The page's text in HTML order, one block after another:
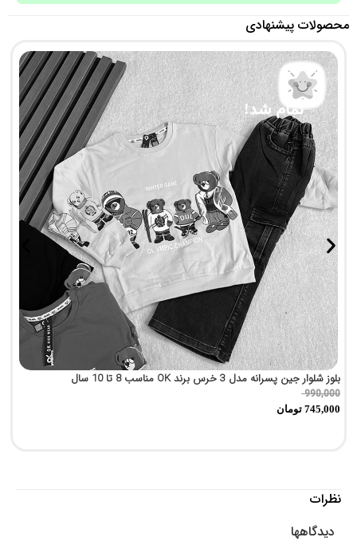
محصولات پیشنهادی
تمام شد!
بلوز شلوار جین پسرانه مدل 3 خرس برند OK مناسب 8 تا 10 سال
990,000
745,000 تومان
نظرات
دیدگاهها